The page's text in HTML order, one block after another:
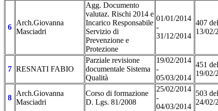
6
Arch.Giovanna
Masciadri
Agg. Documento
valutaz. Rischi 2014 e
Incarico Responsabile
Servizio di
Prevenzione e
Protezione
01/01/2014
-
31/12/2014
407 del
13/02/
7 RESNATI FABIO
Parziale revisione
documentale Sistema
Qualità
19/02/2014
-
05/03/2014
451 del
19/02/
8
Arch.Giovanna
Masciadri
Corso di formazione
D. Lgs. 81/2008
25/02/2014
-
04/03/2014
503 del
24/02/